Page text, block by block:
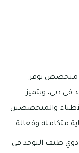
متخصص يوفر
دبي، ويتميز
والمتخصصين
متكاملة وفعالة.
ذوي طيف التوحد في